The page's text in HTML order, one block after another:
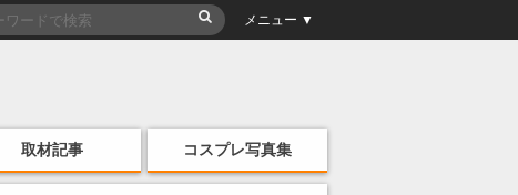
メニュー ▼
取材記事 コスプレ写真集